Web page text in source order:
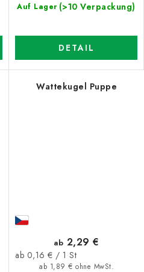
Auf Lager (>10 Verpackung)
DETAIL
Wattekugel Puppe
ab 1,89 € ohne MwSt.
ab 2,29 €
Verkaufspreis:
ab 0,16 € / 1 St